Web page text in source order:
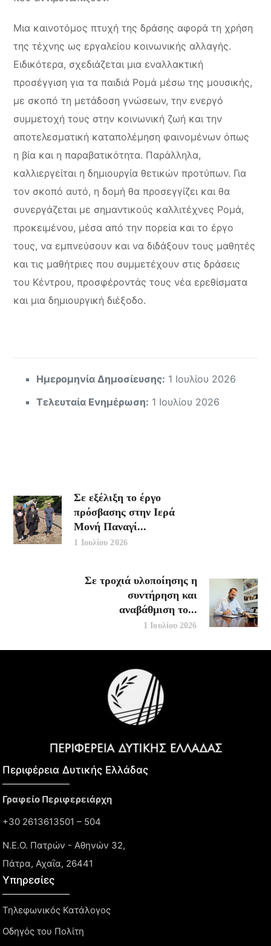
Μια καινοτόμος πτυχή της δράσης αφορά τη χρήση
της τέχνης ως εργαλείου κοινωνικής αλλαγής.
Ειδικότερα, σχεδιάζεται μια εναλλακτική
προσέγγιση για τα παιδιά Ρομά μέσω της μουσικής,
με σκοπό τη μετάδοση γνώσεων, την ενεργό
συμμετοχή τους στην κοινωνική ζωή και την
αποτελεσματική καταπολέμηση φαινομένων όπως
η βία και η παραβατικότητα. Παράλληλα,
καλλιεργείται η δημιουργία θετικών προτύπων. Για
τον σκοπό αυτό, η δομή θα προσεγγίζει και θα
συνεργάζεται με σημαντικούς καλλιτέχνες Ρομά,
προκειμένου, μέσα από την πορεία και το έργο
τους, να εμπνεύσουν και να διδάξουν τους μαθητές
και τις μαθήτριες που συμμετέχουν στις δράσεις
του Κέντρου, προσφέροντάς τους νέα ερεθίσματα
και μια δημιουργική διέξοδο.
Ημερομηνία Δημοσίευσης: 1 Ιουλίου 2026
Τελευταία Ενημέρωση: 1 Ιουλίου 2026
Σε εξέλιξη το έργο
πρόσβασης στην Ιερά
Μονή Παναγί...
1 Ιουλίου 2026
Σε τροχιά υλοποίησης η
συντήρηση και
αναβάθμιση το...
1 Ιουλίου 2026
Περιφέρεια Δυτικής Ελλάδας​
Γραφείο Περιφερειάρχη
+30 2613613501 – 504
Ν.Ε.Ο. Πατρών - Αθηνών 32,
Πάτρα, Αχαΐα, 26441
Υπηρεσίες
Τηλεφωνικός Κατάλογος
Οδηγός του Πολίτη